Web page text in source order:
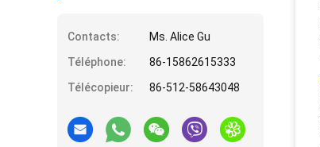
Contacts:
Ms. Alice Gu
Téléphone:
86-15862615333
Télécopieur:
86-512-58643048